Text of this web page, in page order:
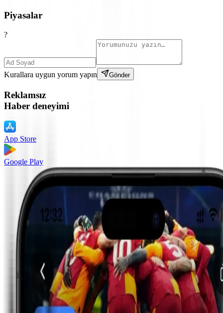
Piyasalar
?
Kurallara uygun yorum yapın Gönder
Reklamsız
Haber deneyimi
App Store
Google Play